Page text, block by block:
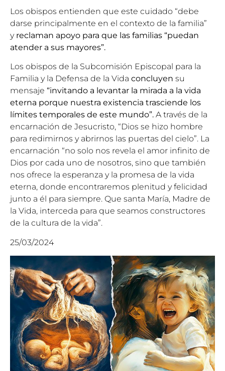
Los obispos entienden que este cuidado “debe
darse principalmente en el contexto de la familia”
y reclaman apoyo para que las familias “puedan
atender a sus mayores”.
Los obispos de la Subcomisión Episcopal para la
Familia y la Defensa de la Vida concluyen su
mensaje “invitando a levantar la mirada a la vida
eterna porque nuestra existencia trasciende los
límites temporales de este mundo”. A través de la
encarnación de Jesucristo, “Dios se hizo hombre
para redimirnos y abrirnos las puertas del cielo”. La
encarnación “no solo nos revela el amor infinito de
Dios por cada uno de nosotros, sino que también
nos ofrece la esperanza y la promesa de la vida
eterna, donde encontraremos plenitud y felicidad
junto a él para siempre. Que santa María, Madre de
la Vida, interceda para que seamos constructores
de la cultura de la vida”.
25/03/2024